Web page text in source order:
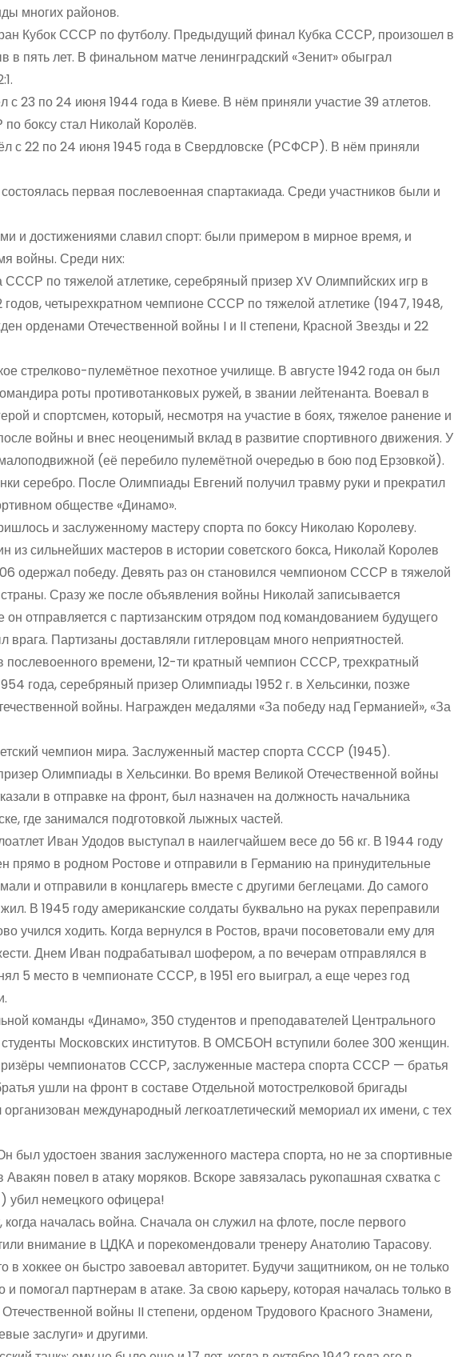
многих районов.
Кубок СССР по футболу. Предыдущий финал Кубка СССР, произошел в
в пять лет. В финальном матче ленинградский «Зенит» обыграл
23 по 24 июня 1944 года в Киеве. В нём приняли участие 39 атлетов.
боксу стал Николай Королёв.
с 22 по 24 июня 1945 года в Свердловске (РСФСР). В нём приняли
первая послевоенная спартакиада. Среди участников были и
и достижениями славил спорт: были примером в мирное время, и
войны. Среди них:
по тяжелой атлетике, серебряный призер XV Олимпийских игр в
четырехкратном чемпионе СССР по тяжелой атлетике (1947, 1948,
орденами Отечественной войны I и II степени, Красной Звезды и 22
стрелково-пулемётное пехотное училище. В августе 1942 года он был
роты противотанковых ружей, в звании лейтенанта. Воевал в
и спортсмен, который, несмотря на участие в боях, тяжелое ранение и
войны и внес неоценимый вклад в развитие спортивного движения. У
(её перебило пулемётной очередью в бою под Ерзовкой).
серебро. После Олимпиады Евгений получил травму руки и прекратил
обществе «Динамо».
и заслуженному мастеру спорта по боксу Николаю Королеву.
сильнейших мастеров в истории советского бокса, Николай Королев
одержал победу. Девять раз он становился чемпионом СССР в тяжелой
Сразу же после объявления войны Николай записывается
отправляется с партизанским отрядом под командованием будущего
Партизаны доставляли гитлеровцам много неприятностей.
времени, 12-ти кратный чемпион СССР, трехкратный
года, серебряный призер Олимпиады 1952 г. в Хельсинки, позже
войны. Награжден медалями «За победу над Германией», «За
чемпион мира. Заслуженный мастер спорта СССР (1945).
Олимпиады в Хельсинки. Во время Великой Отечественной войны
в отправке на фронт, был назначен на должность начальника
где занимался подготовкой лыжных частей.
Иван Удодов выступал в наилегчайшем весе до 56 кг. В 1944 году
прямо в родном Ростове и отправили в Германию на принудительные
и отправили в концлагерь вместе с другими беглецами. До самого
В 1945 году американские солдаты буквально на руках переправили
учился ходить. Когда вернулся в Ростов, врачи посоветовали ему для
Днем Иван подрабатывал шофером, а по вечерам отправлялся в
5 место в чемпионате СССР, в 1951 его выиграл, а еще через год
команды «Динамо», 350 студентов и преподавателей Центрального
студенты Московских институтов. В ОМСБОН вступили более 300 женщин.
чемпионатов СССР, заслуженные мастера спорта СССР — братья
ушли на фронт в составе Отдельной мотострелковой бригады
международный легкоатлетический мемориал их имени, с тех
был удостоен звания заслуженного мастера спорта, но не за спортивные
повел в атаку моряков. Вскоре завязалась рукопашная схватка с
убил немецкого офицера!
началась война. Сначала он служил на флоте, после первого
внимание в ЦДКА и порекомендовали тренеру Анатолию Тарасову.
хоккее он быстро завоевал авторитет. Будучи защитником, он не только
помогал партнерам в атаке. За свою карьеру, которая началась только в
войны II степени, орденом Трудового Красного Знамени,
заслуги» и другими.